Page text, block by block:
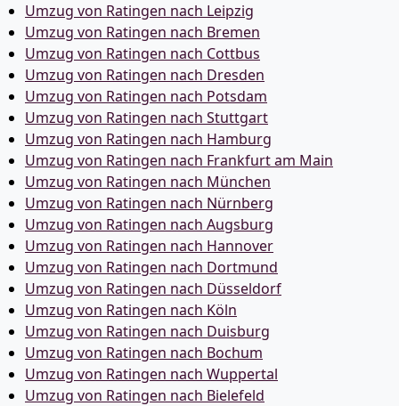
Umzug von Ratingen nach Leipzig
Umzug von Ratingen nach Bremen
Umzug von Ratingen nach Cottbus
Umzug von Ratingen nach Dresden
Umzug von Ratingen nach Potsdam
Umzug von Ratingen nach Stuttgart
Umzug von Ratingen nach Hamburg
Umzug von Ratingen nach Frankfurt am Main
Umzug von Ratingen nach München
Umzug von Ratingen nach Nürnberg
Umzug von Ratingen nach Augsburg
Umzug von Ratingen nach Hannover
Umzug von Ratingen nach Dortmund
Umzug von Ratingen nach Düsseldorf
Umzug von Ratingen nach Köln
Umzug von Ratingen nach Duisburg
Umzug von Ratingen nach Bochum
Umzug von Ratingen nach Wuppertal
Umzug von Ratingen nach Bielefeld